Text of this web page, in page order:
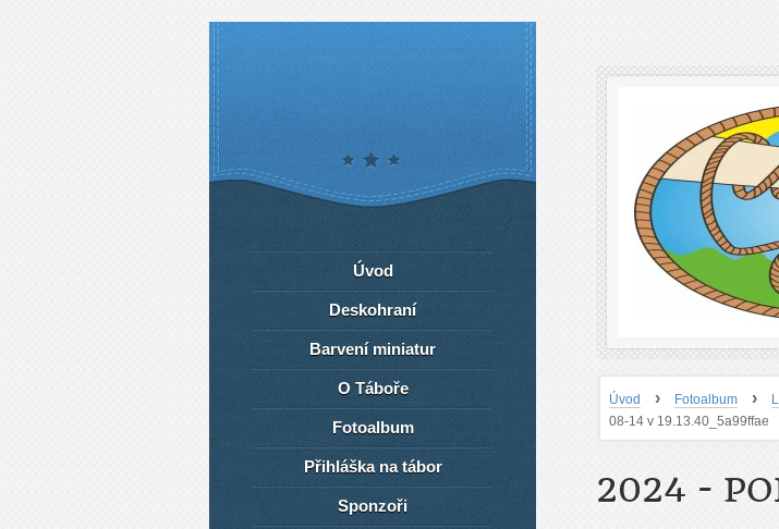
Úvod › Fotoalbum ›
08-14 v 19.13.40_5a99ffae
2024 -
Úvod
Deskohraní
Barvení miniatur
O Táboře
Fotoalbum
Přihláška na tábor
Sponzoři